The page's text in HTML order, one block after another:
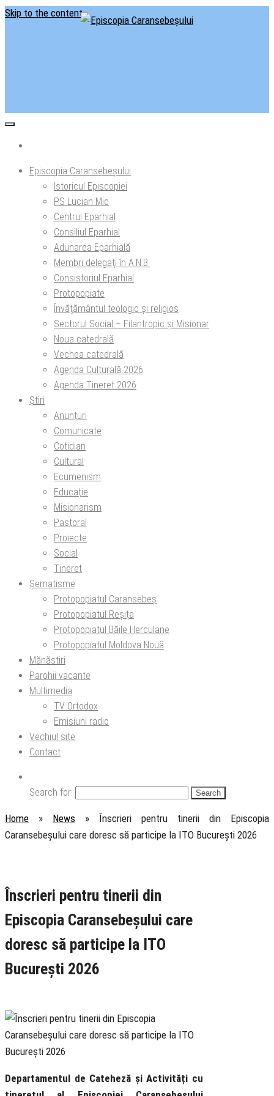
Skip to the content
Episcopia Caransebeșului
Istoricul Episcopiei
PS Lucian Mic
Centrul Eparhial
Consiliul Eparhial
Adunarea Eparhială
Membri delegaţi în A.N.B.
Consistoriul Eparhial
Protopopiate
Învăţământul teologic şi religios
Sectorul Social – Filantropic și Misionar
Noua catedrală
Vechea catedrală
Agenda Culturală 2026
Agenda Tineret 2026
Știri
Anunțuri
Comunicate
Cotidian
Cultural
Ecumenism
Educație
Misionarism
Pastoral
Proiecte
Social
Tineret
Șematisme
Protopopiatul Caransebeș
Protopopiatul Reșița
Protopopiatul Băile Herculane
Protopopiatul Moldova Nouă
Mănăstiri
Parohii vacante
Multimedia
TV Ortodox
Emisiuni radio
Vechiul site
Contact
Search for:
Home » News » Înscrieri pentru tinerii din Episcopia
Caransebeșului care doresc să participe la ITO București 2026
Înscrieri pentru tinerii din
Episcopia Caransebeșului care
doresc să participe la ITO
București 2026
Departamentul de Cateheză și Activități cu